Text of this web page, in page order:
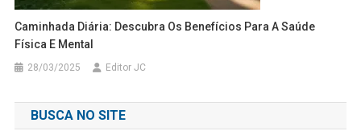
Caminhada Diária: Descubra Os Benefícios Para A Saúde
Física E Mental
28/03/2025 Editor JC
BUSCA NO SITE